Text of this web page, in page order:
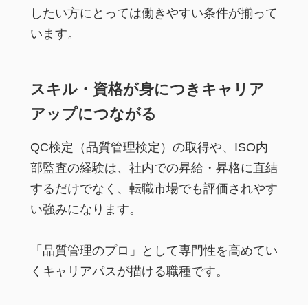
したい方にとっては働きやすい条件が揃って
います。
スキル・資格が身につきキャリア
アップにつながる
QC検定（品質管理検定）の取得や、ISO内
部監査の経験は、社内での昇給・昇格に直結
するだけでなく、転職市場でも評価されやす
い強みになります。
「品質管理のプロ」として専門性を高めてい
くキャリアパスが描ける職種です。